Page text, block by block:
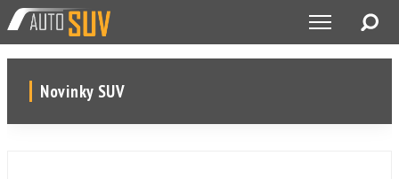
Novinky SUV